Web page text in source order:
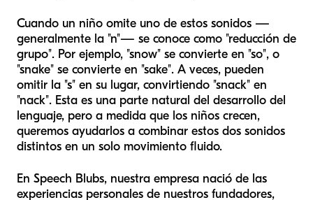
Cuando un niño omite uno de estos sonidos —
generalmente la "n"— se conoce como "reducción de
grupo". Por ejemplo, "snow" se convierte en "so", o
"snake" se convierte en "sake". A veces, pueden
omitir la "s" en su lugar, convirtiendo "snack" en
"nack". Esta es una parte natural del desarrollo del
lenguaje, pero a medida que los niños crecen,
queremos ayudarlos a combinar estos dos sonidos
distintos en un solo movimiento fluido.
En Speech Blubs, nuestra empresa nació de las
experiencias personales de nuestros fundadores,